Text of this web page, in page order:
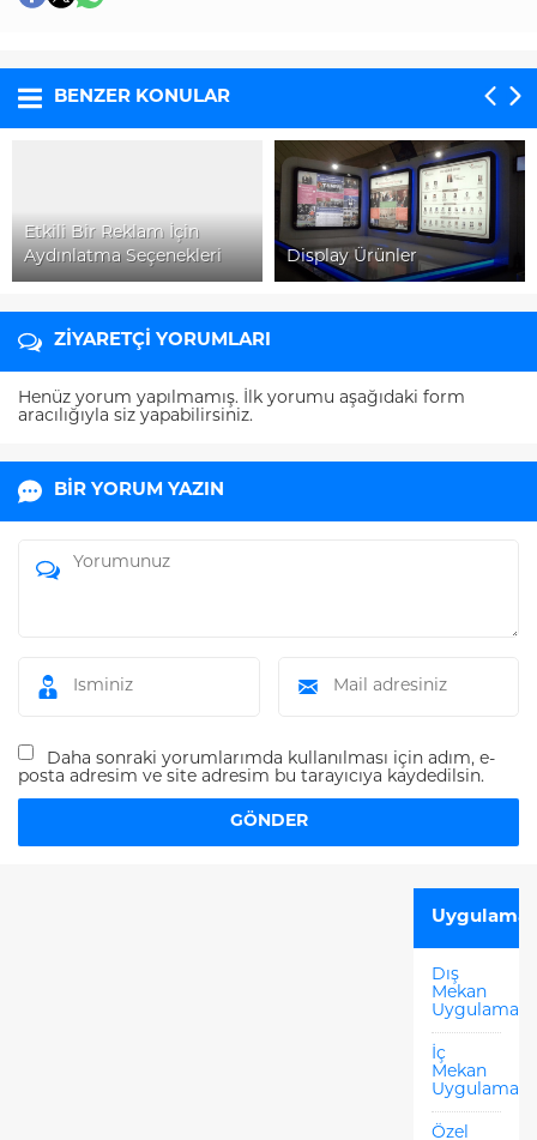
BENZER KONULAR
Etkili Bir Reklam İçin
Aydınlatma Seçenekleri
Display Ürünler
ZİYARETÇİ YORUMLARI
Henüz yorum yapılmamış. İlk yorumu aşağıdaki form
aracılığıyla siz yapabilirsiniz.
BİR YORUM YAZIN
Daha sonraki yorumlarımda kullanılması için adım, e-
posta adresim ve site adresim bu tarayıcıya kaydedilsin.
Dış
Mekan
İç
Mekan
Özel